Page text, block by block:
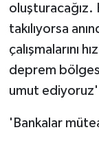
oluşturacağız.
takılıyorsa
çalışmalarını
deprem
umut
'Bankalar